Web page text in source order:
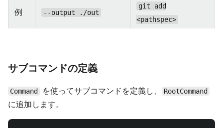
例 --output ./out
git add
<pathspec>
サブコマンドの定義
Command を使ってサブコマンドを定義し、 RootCommand
に追加します。